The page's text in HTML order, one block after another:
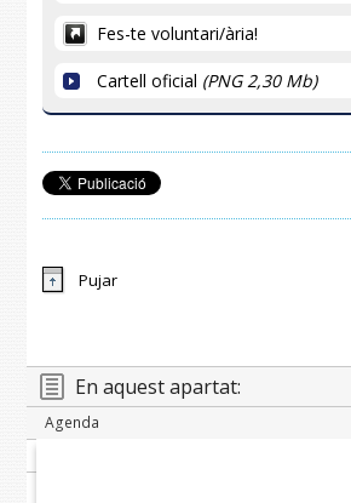
Fes-te voluntari/ària!
Cartell oficial (PNG 2,30 Mb)
Pujar
En aquest apartat:
Agenda